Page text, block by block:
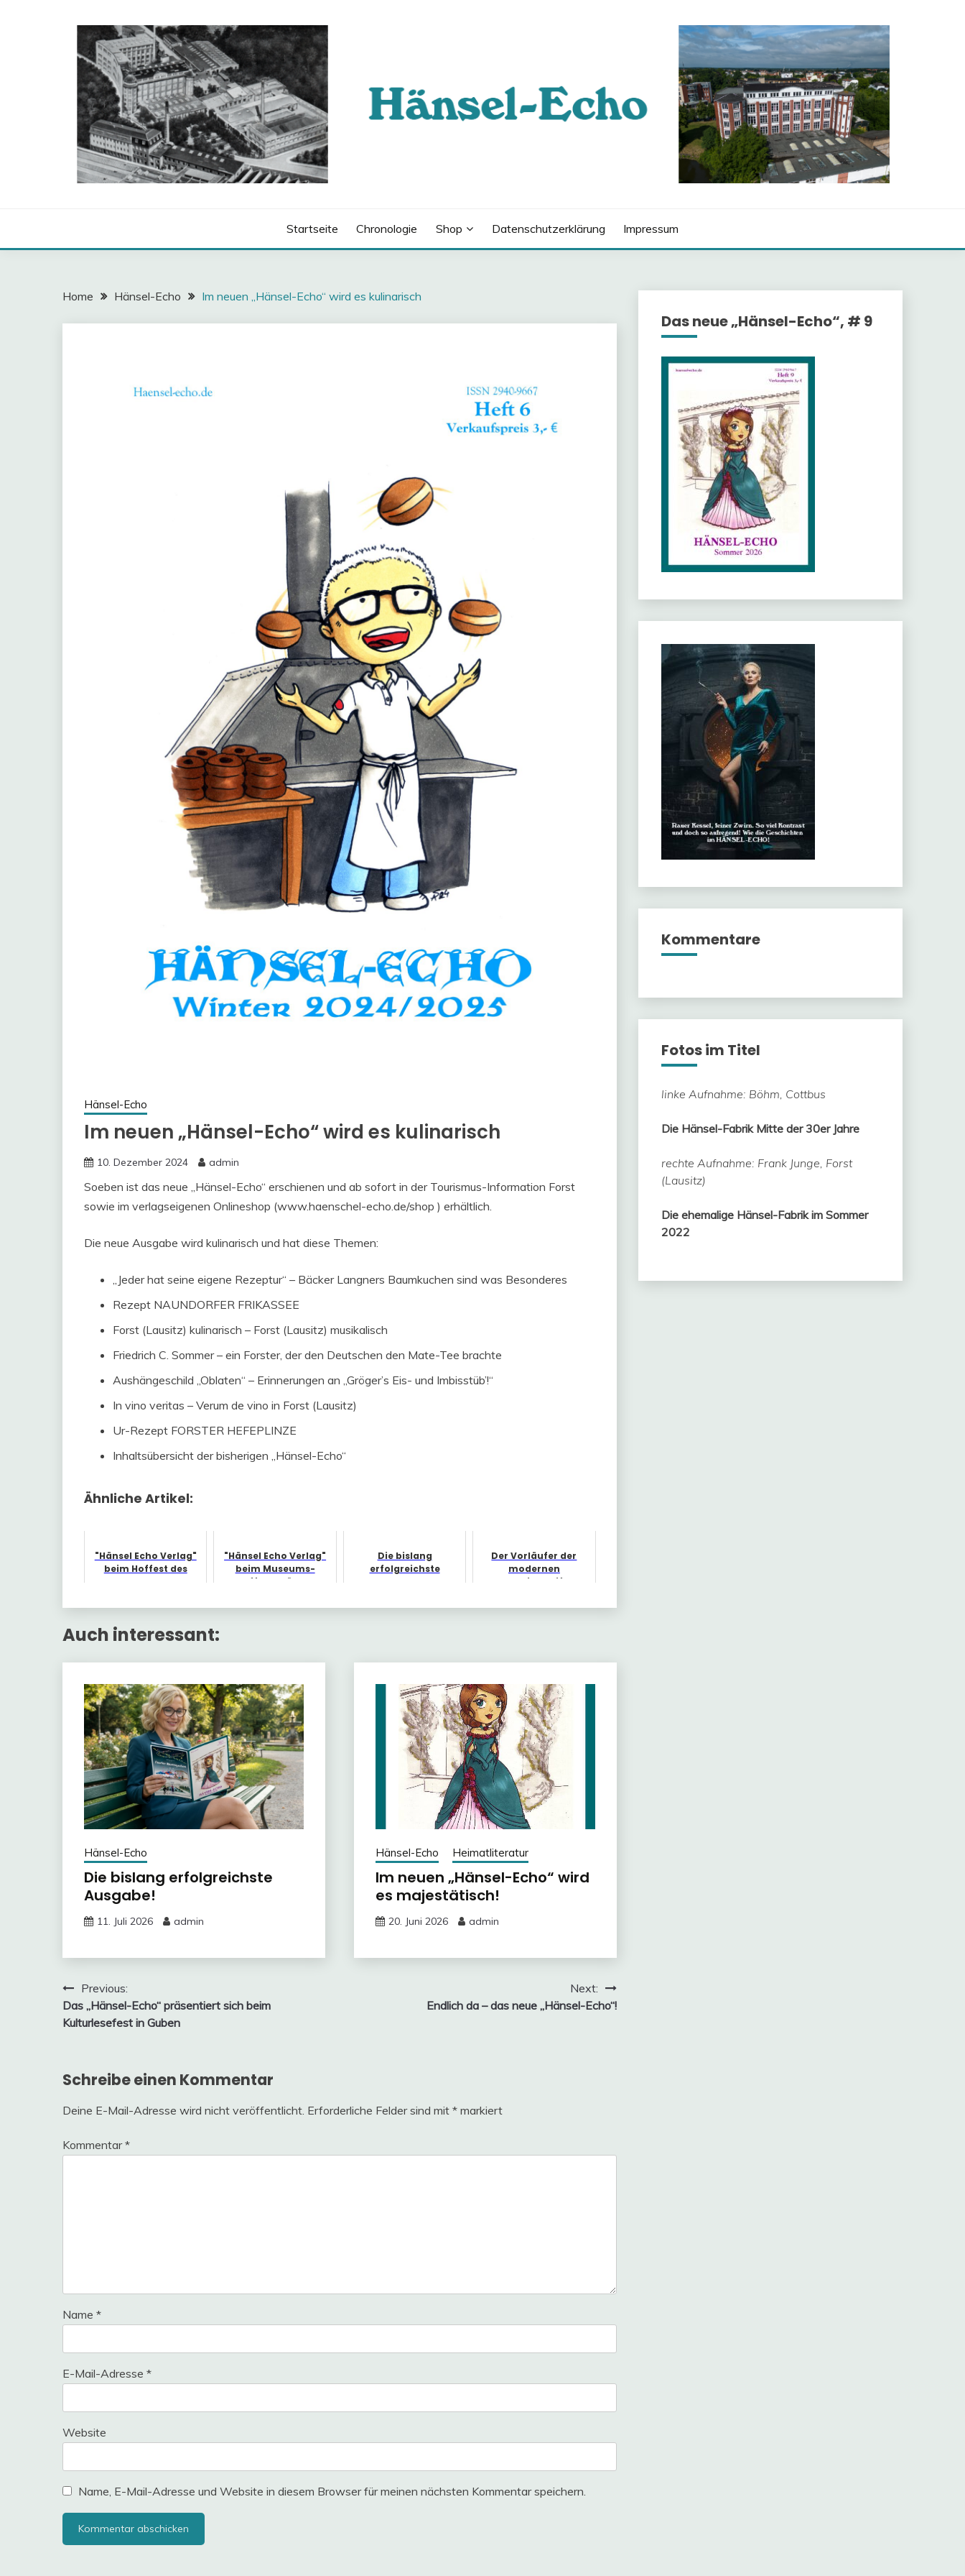
Startseite Chronologie Shop Datenschutzerklärung Impressum
Home Hänsel-Echo Im neuen „Hänsel-Echo“ wird es kulinarisch
Hänsel-Echo
Im neuen „Hänsel-Echo“ wird es kulinarisch
10. Dezember 2024 admin
Soeben ist das neue „Hänsel-Echo“ erschienen und ab sofort in der Tourismus-Information Forst
sowie im verlagseigenen Onlineshop (www.haenschel-echo.de/shop ) erhältlich.
Die neue Ausgabe wird kulinarisch und hat diese Themen:
„Jeder hat seine eigene Rezeptur“ – Bäcker Langners Baumkuchen sind was Besonderes
Rezept NAUNDORFER FRIKASSEE
Forst (Lausitz) kulinarisch – Forst (Lausitz) musikalisch
Friedrich C. Sommer – ein Forster, der den Deutschen den Mate-Tee brachte
Aushängeschild „Oblaten“ – Erinnerungen an „Gröger’s Eis- und Imbisstüb’!“
In vino veritas – Verum de vino in Forst (Lausitz)
Ur-Rezept FORSTER HEFEPLINZE
Inhaltsübersicht der bisherigen „Hänsel-Echo“
Ähnliche Artikel:
"Hänsel Echo Verlag"
beim Hoffest des
"Hänsel Echo Verlag"
beim Museums-
Hoffest präsent
Die bislang
erfolgreichste
Der Vorläufer der
modernen
Modezeitschriften
Auch interessant:
Hänsel-Echo
Die bislang erfolgreichste
Ausgabe!
11. Juli 2026 admin
Hänsel-Echo Heimatliteratur
Im neuen „Hänsel-Echo“ wird
es majestätisch!
20. Juni 2026 admin
Beitragsnavigation
Previous:
Das „Hänsel-Echo“ präsentiert sich beim
Kulturlesefest in Guben
Next:
Endlich da – das neue „Hänsel-Echo“!
Schreibe einen Kommentar
Deine E-Mail-Adresse wird nicht veröffentlicht. Erforderliche Felder sind mit * markiert
Kommentar*
Name *
E-Mail-Adresse *
Website
Name, E-Mail-Adresse und Website in diesem Browser für meinen nächsten Kommentar speichern.
Das neue „Hänsel-Echo“, # 9
Kommentare
Fotos im Titel
linke Aufnahme: Böhm, Cottbus
Die Hänsel-Fabrik Mitte der 30er Jahre
rechte Aufnahme: Frank Junge, Forst
(Lausitz)
Die ehemalige Hänsel-Fabrik im Sommer
2022